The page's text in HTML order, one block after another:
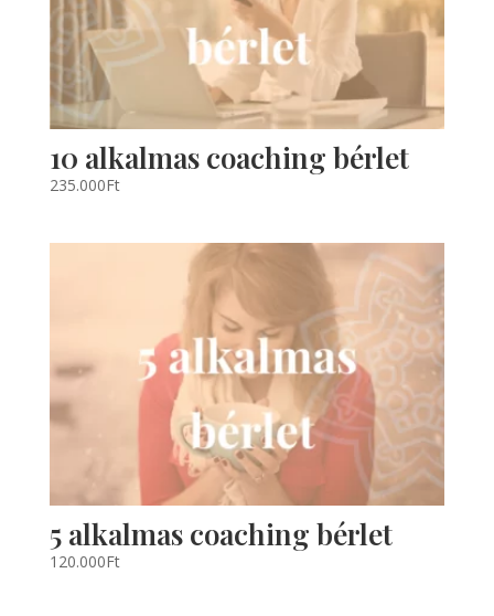
10 alkalmas coaching bérlet
235.000Ft
5 alkalmas coaching bérlet
120.000Ft